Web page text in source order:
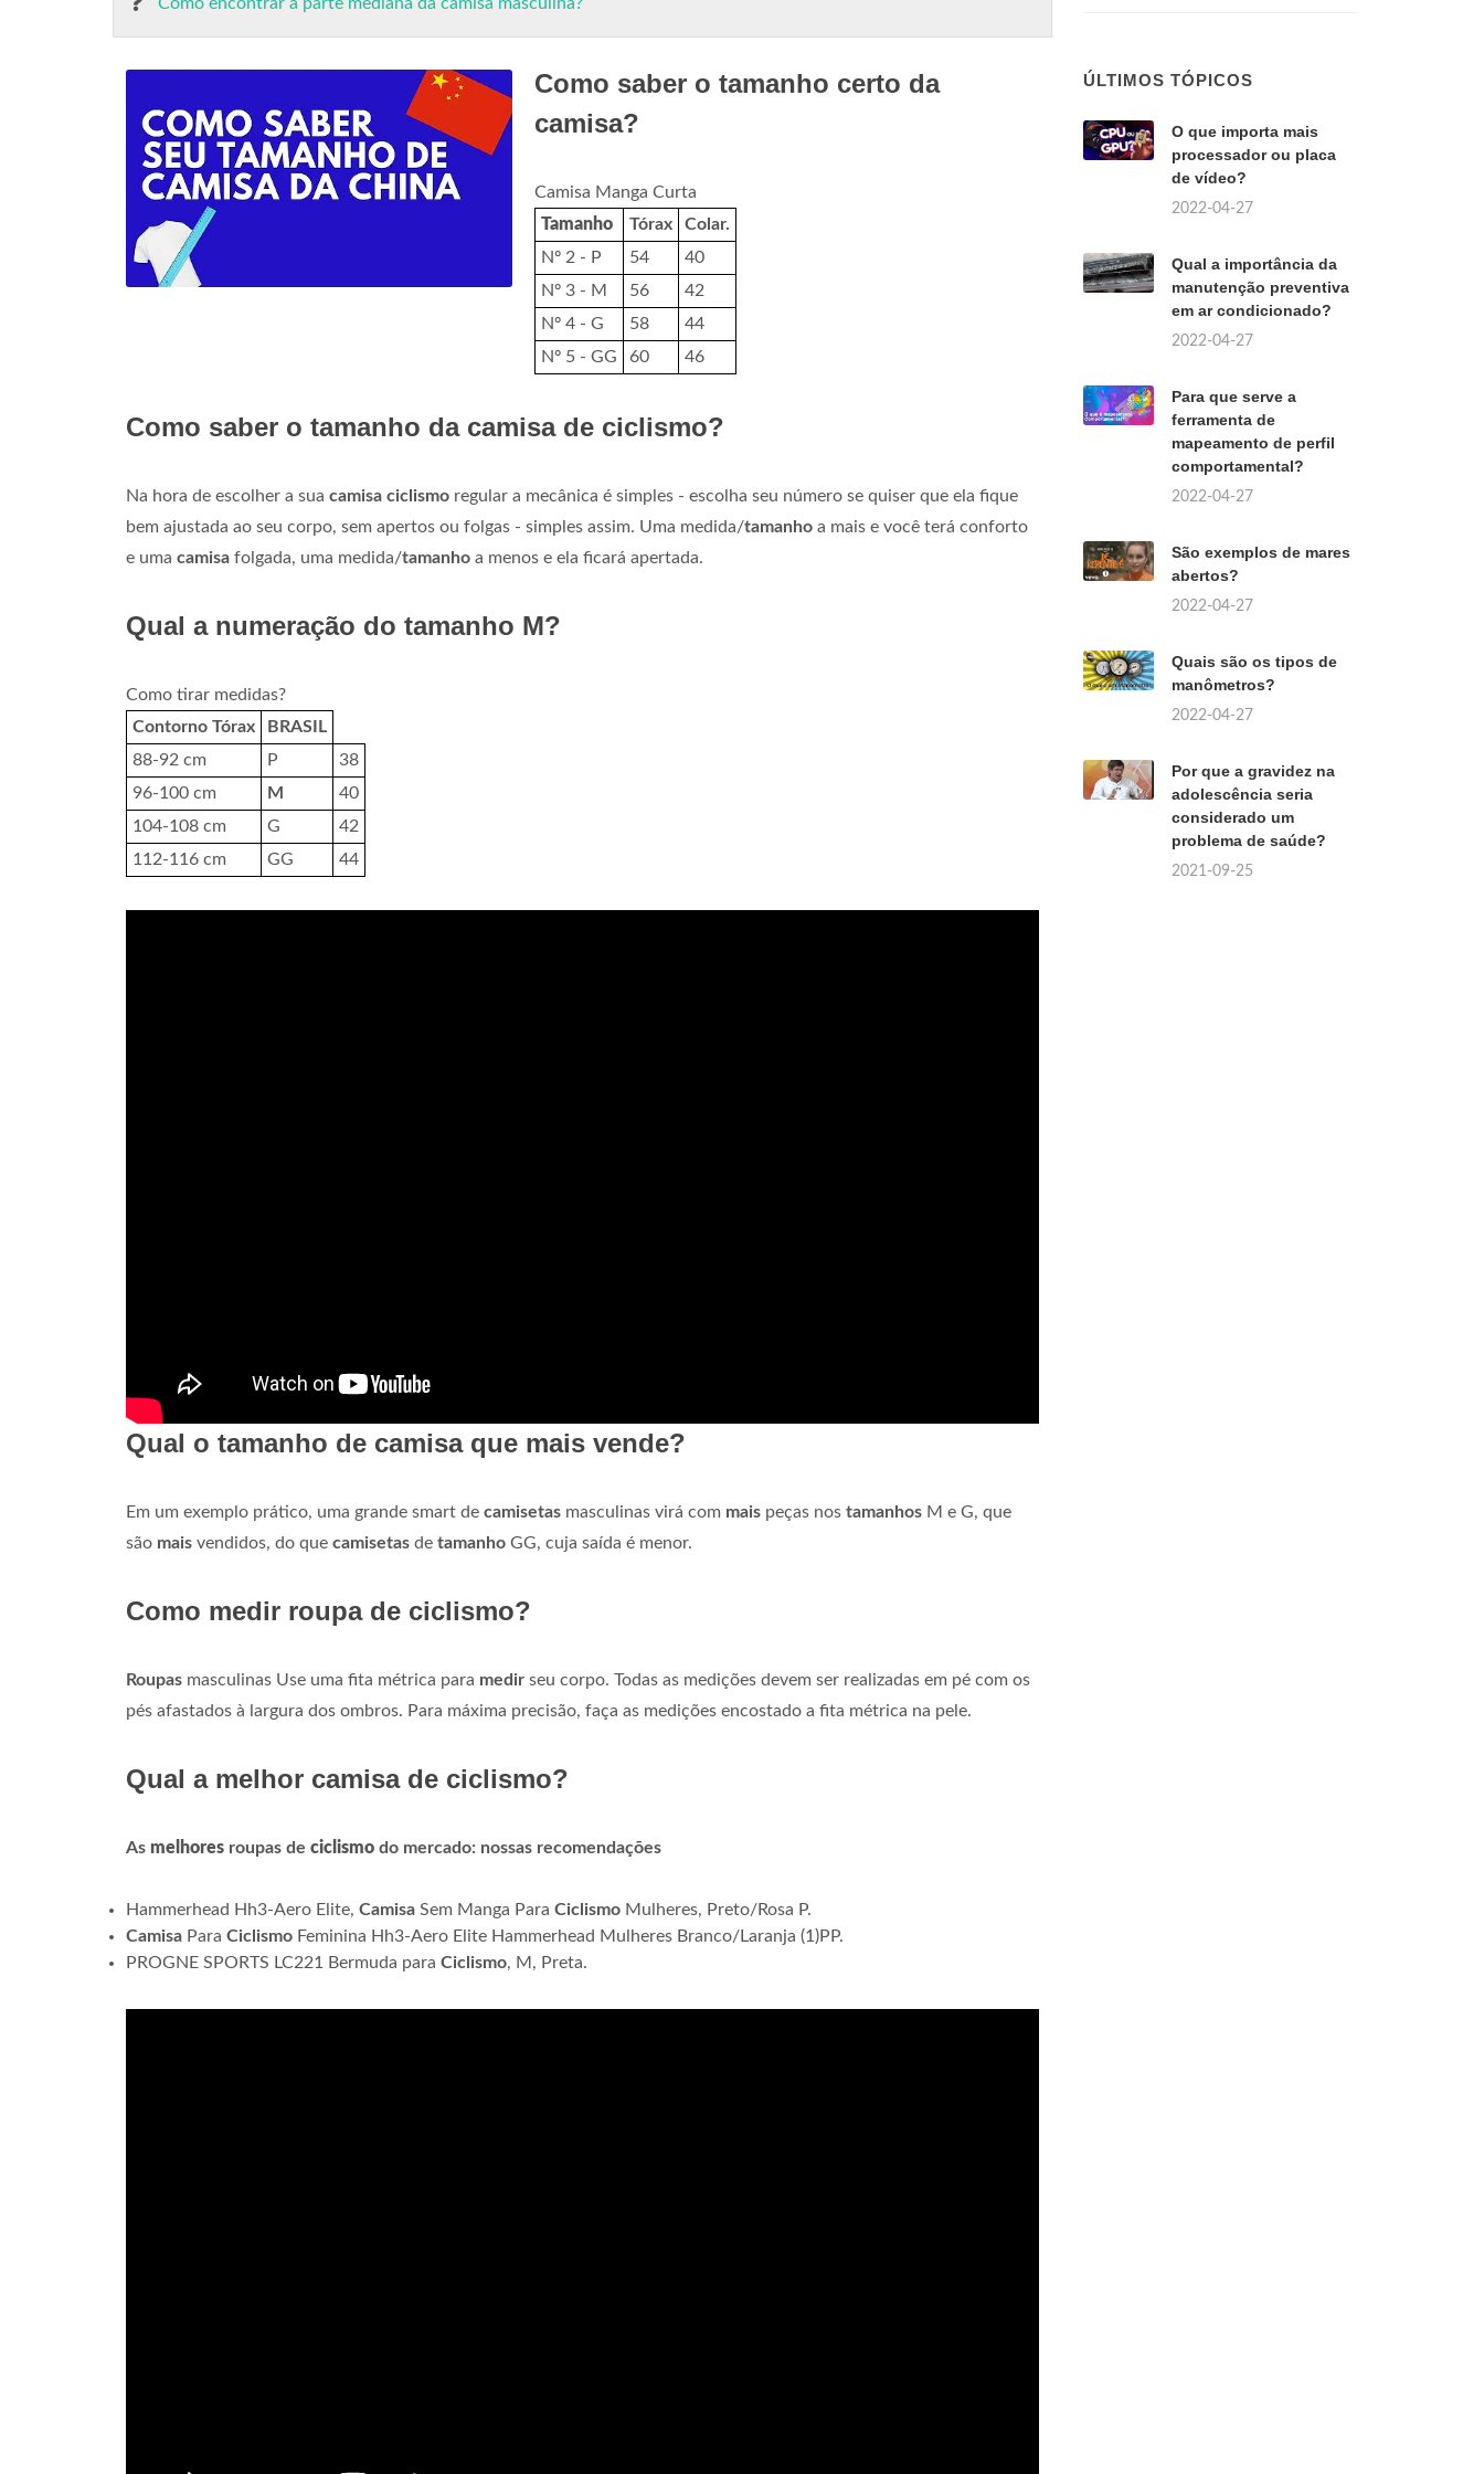
Como saber o tamanho certo da
camisa?
Camisa Manga Curta
Tamanho
Tórax
Colar.
Nº 2 - P
54
40
Nº 3 - M
56
42
Nº 4 - G
58
44
Nº 5 - GG
60 46
Como saber o tamanho da camisa de ciclismo?
Na hora de escolher a sua camisa ciclismo regular a mecânica é simples - escolha seu número se quiser que ela fique
bem ajustada ao seu corpo, sem apertos ou folgas - simples assim. Uma medida/tamanho a mais e você terá conforto
e uma camisa folgada, uma medida/tamanho a menos e ela ficará apertada.
Qual a numeração do tamanho M?
Como tirar medidas?
Contorno Tórax
BRASIL
88-92 cm
P
38
96-100 cm
M
40
104-108 cm
G
42
112-116 cm
GG 44
Qual o tamanho de camisa que mais vende?
Em um exemplo prático, uma grande smart de camisetas masculinas virá com mais peças nos tamanhos M e G, que
são mais vendidos, do que camisetas de tamanho GG, cuja saída é menor.
Como medir roupa de ciclismo?
Roupas masculinas Use uma fita métrica para medir seu corpo. Todas as medições devem ser realizadas em pé com os
pés afastados à largura dos ombros. Para máxima precisão, faça as medições encostado a fita métrica na pele.
Qual a melhor camisa de ciclismo?
As melhores roupas de ciclismo do mercado: nossas recomendações
Hammerhead Hh3-Aero Elite, Camisa Sem Manga Para Ciclismo Mulheres, Preto/Rosa P.
Camisa Para Ciclismo Feminina Hh3-Aero Elite Hammerhead Mulheres Branco/Laranja (1)PP.
PROGNE SPORTS LC221 Bermuda para Ciclismo, M, Preta.
ÚLTIMOS TÓPICOS
O que importa mais
processador ou placa
de vídeo?
2022-04-27
Qual a importância da
manutenção preventiva
em ar condicionado?
2022-04-27
Para que serve a
ferramenta de
mapeamento de perfil
comportamental?
2022-04-27
São exemplos de mares
abertos?
2022-04-27
Quais são os tipos de
manômetros?
2022-04-27
Por que a gravidez na
adolescência seria
considerado um
problema de saúde?
2021-09-25